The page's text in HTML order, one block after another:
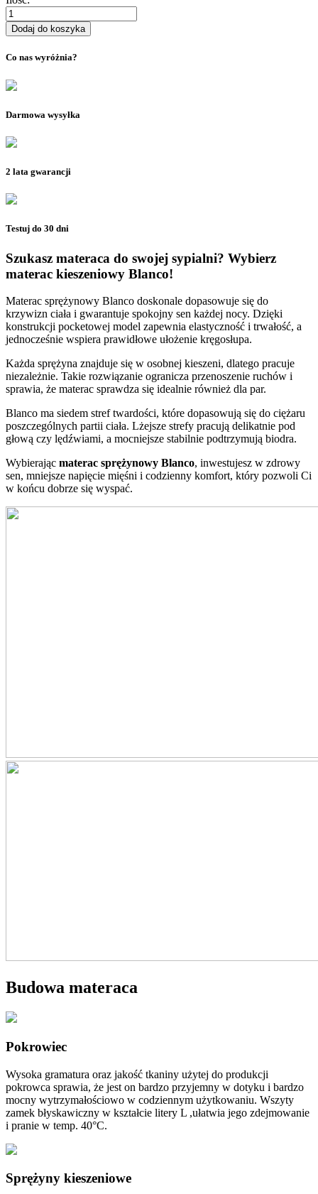
ilość
Materac
sprężynowy
Dodaj do koszyka
Co nas wyróżnia?
Darmowa wysyłka
2 lata gwarancji
Testuj do 30 dni
Szukasz materaca do swojej sypialni? Wybierz
materac kieszeniowy Blanco!
Materac sprężynowy Blanco doskonale dopasowuje się do
krzywizn ciała i gwarantuje spokojny sen każdej nocy. Dzięki
konstrukcji pocketowej model zapewnia elastyczność i trwałość, a
jednocześnie wspiera prawidłowe ułożenie kręgosłupa.
Każda sprężyna znajduje się w osobnej kieszeni, dlatego pracuje
niezależnie. Takie rozwiązanie ogranicza przenoszenie ruchów i
sprawia, że materac sprawdza się idealnie również dla par.
Blanco ma siedem stref twardości, które dopasowują się do ciężaru
poszczególnych partii ciała. Lżejsze strefy pracują delikatnie pod
głową czy lędźwiami, a mocniejsze stabilnie podtrzymują biodra.
Wybierając materac sprężynowy Blanco, inwestujesz w zdrowy
sen, mniejsze napięcie mięśni i codzienny komfort, który pozwoli Ci
w końcu dobrze się wyspać.
Budowa materaca
Pokrowiec
Wysoka gramatura oraz jakość tkaniny użytej do produkcji
pokrowca sprawia, że jest on bardzo przyjemny w dotyku i bardzo
mocny wytrzymałościowo w codziennym użytkowaniu. Wszyty
zamek błyskawiczny w kształcie litery L ,ułatwia jego zdejmowanie
i pranie w temp. 40°C.
Sprężyny kieszeniowe